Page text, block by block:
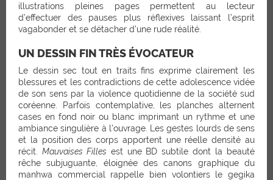
illustrations pleines pages permettent au lecteur
d’effectuer des pauses plus réflexives laissant l’esprit
vagabonder et se détacher d’une rude réalité.
UN DESSIN FIN TRÈS ÉVOCATEUR
Le dessin sec tout en traits fins exprime clairement les
blessures et les contradictions de cette adolescence vidée
de son sens par la violence quotidienne de la société sud
coréenne. Parfois contemplative, les planches alternent
cases en fond noir ou blanc imprimant un rythme et une
ambiance singulière à l’ouvrage. Les gestes lourds de sens
et la position des corps apportent une réelle densité au
récit. Mauvaises Filles est une BD subtile dont la beauté
rêche subjuguante, éloignée des canons graphique du
manhwa commercial rappelle bien volontiers le gegika